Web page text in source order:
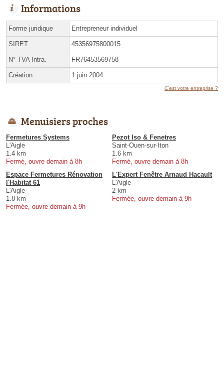
Informations
Forme juridique Entrepreneur individuel
SIRET 45356975800015
N° TVA Intra. FR76453569758
Création 1 juin 2004
C'est votre entreprise ?
Menuisiers proches
Fermetures Systems
L'Aigle
1.4 km
Fermé, ouvre demain à 8h
Pezot Iso & Fenetres
Saint-Ouen-sur-Iton
1.6 km
Fermé, ouvre demain à 8h
Espace Fermetures Rénovation
l'Habitat 61
L'Aigle
1.8 km
Fermée, ouvre demain à 9h
L'Expert Fenêtre Arnaud Hacault
L'Aigle
2 km
Fermée, ouvre demain à 9h